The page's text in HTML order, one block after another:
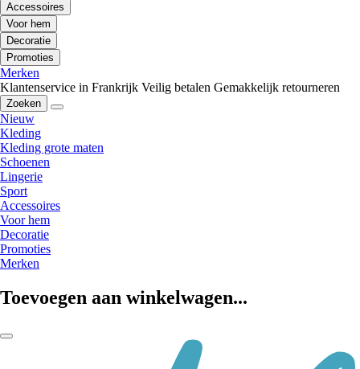
Accessoires
Voor hem
Decoratie
Promoties
Merken
Klantenservice in Frankrijk Veilig betalen Gemakkelijk retourneren
Zoeken
Nieuw
Kleding
Kleding grote maten
Schoenen
Lingerie
Sport
Accessoires
Voor hem
Decoratie
Promoties
Merken
Toevoegen aan winkelwagen...